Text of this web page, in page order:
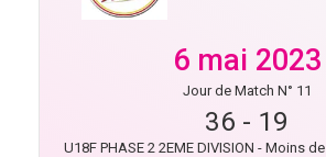
6 mai 2023
Jour de Match N° 11
36 - 19
U18F PHASE 2 2EME DIVISION - Moins